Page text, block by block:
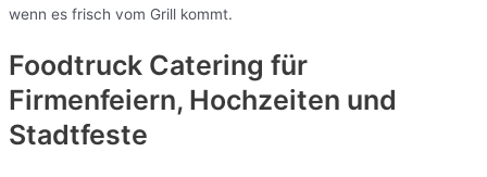
wenn es frisch vom Grill kommt.
Foodtruck Catering für
Firmenfeiern, Hochzeiten und
Stadtfeste